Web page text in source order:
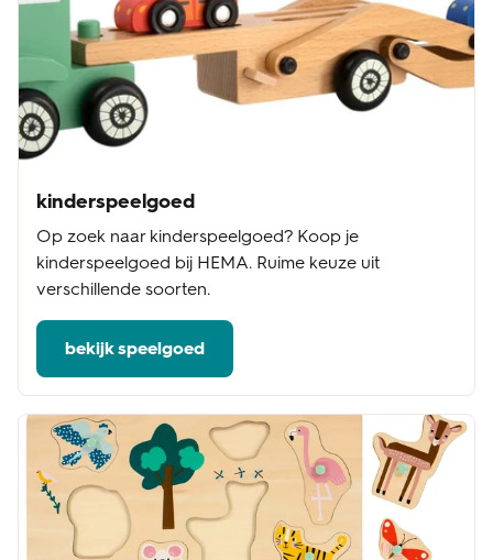
kinderspeelgoed
Op zoek naar kinderspeelgoed? Koop je
kinderspeelgoed bij HEMA. Ruime keuze uit
verschillende soorten.
bekijk speelgoed